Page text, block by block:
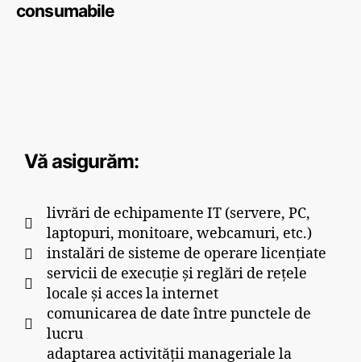
consumabile
Vă asigurăm:
livrări de echipamente IT (servere, PC,
laptopuri, monitoare, webcamuri, etc.)
instalări de sisteme de operare licențiate
servicii de execuție și reglări de rețele
locale și acces la internet
comunicarea de date între punctele de
lucru
adaptarea activității manageriale la